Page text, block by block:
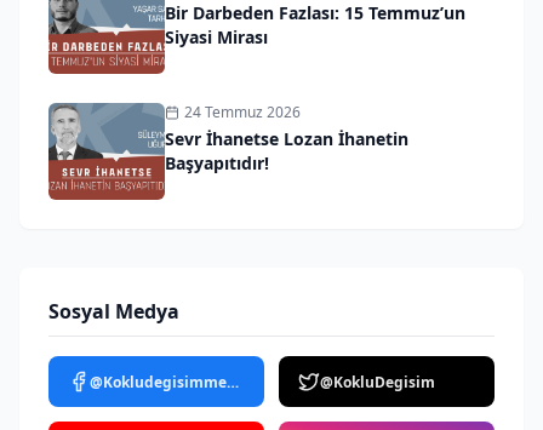
Bir Darbeden Fazlası: 15 Temmuz’un
Siyasi Mirası
24 Temmuz 2026
Sevr İhanetse Lozan İhanetin
Başyapıtıdır!
Sosyal Medya
@Kokludegisimmedya @KokluDegisim